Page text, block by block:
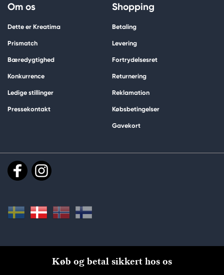
Om os
Dette er Kreatima
Prismatch
Bæredygtighed
Konkurrence
Ledige stillinger
Pressekontakt
Shopping
Betaling
Levering
Fortrydelsesret
Returnering
Reklamation
Købsbetingelser
Gavekort
Køb og betal sikkert hos os